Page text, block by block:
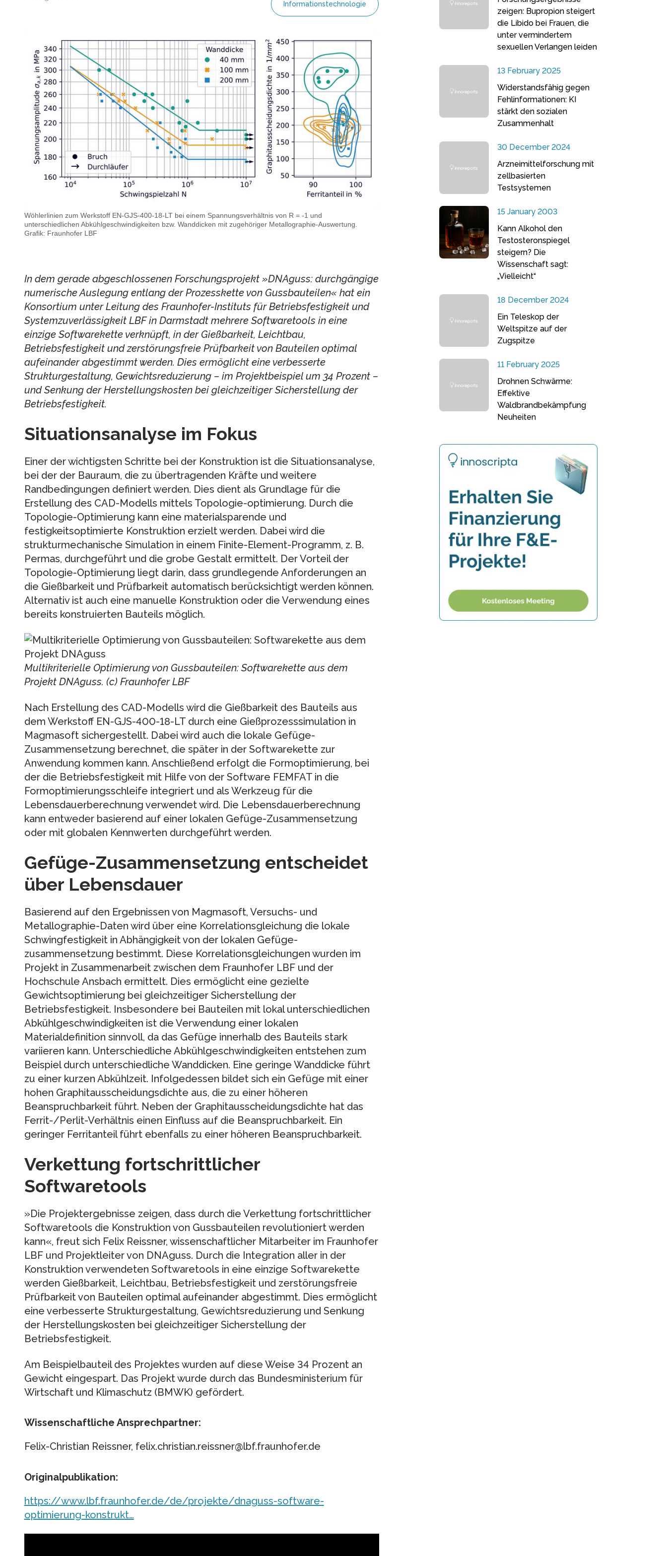
Informationstechnologie
Wöhlerlinien zum Werkstoff EN-GJS-400-18-LT bei einem Spannungsverhältnis von R = -1 und
unterschiedlichen Abkühlgeschwindigkeiten bzw. Wanddicken mit zugehöriger Metallographie-Auswertung.
Grafik: Fraunhofer LBF
In dem gerade abgeschlossenen Forschungsprojekt »DNAguss: durchgängige
numerische Auslegung entlang der Prozesskette von Gussbauteilen« hat ein
Konsortium unter Leitung des Fraunhofer-Instituts für Betriebsfestigkeit und
Systemzuverlässigkeit LBF in Darmstadt mehrere Softwaretools in eine
einzige Softwarekette verknüpft, in der Gießbarkeit, Leichtbau,
Betriebsfestigkeit und zerstörungsfreie Prüfbarkeit von Bauteilen optimal
aufeinander abgestimmt werden. Dies ermöglicht eine verbesserte
Strukturgestaltung, Gewichtsreduzierung – im Projektbeispiel um 34 Prozent –
und Senkung der Herstellungskosten bei gleichzeitiger Sicherstellung der
Betriebsfestigkeit.
Situationsanalyse im Fokus
Einer der wichtigsten Schritte bei der Konstruktion ist die Situationsanalyse,
bei der der Bauraum, die zu übertragenden Kräfte und weitere
Randbedingungen definiert werden. Dies dient als Grundlage für die
Erstellung des CAD-Modells mittels Topologie-optimierung. Durch die
Topologie-Optimierung kann eine materialsparende und
festigkeitsoptimierte Konstruktion erzielt werden. Dabei wird die
strukturmechanische Simulation in einem Finite-Element-Programm, z. B.
Permas, durchgeführt und die grobe Gestalt ermittelt. Der Vorteil der
Topologie-Optimierung liegt darin, dass grundlegende Anforderungen an
die Gießbarkeit und Prüfbarkeit automatisch berücksichtigt werden können.
Alternativ ist auch eine manuelle Konstruktion oder die Verwendung eines
bereits konstruierten Bauteils möglich.
Multikriterielle Optimierung von Gussbauteilen: Softwarekette aus dem
Projekt DNAguss. (c) Fraunhofer LBF
Nach Erstellung des CAD-Modells wird die Gießbarkeit des Bauteils aus
dem Werkstoff EN-GJS-400-18-LT durch eine Gießprozesssimulation in
Magmasoft sichergestellt. Dabei wird auch die lokale Gefüge-
Zusammensetzung berechnet, die später in der Softwarekette zur
Anwendung kommen kann. Anschließend erfolgt die Formoptimierung, bei
der die Betriebsfestigkeit mit Hilfe von der Software FEMFAT in die
Formoptimierungsschleife integriert und als Werkzeug für die
Lebensdauerberechnung verwendet wird. Die Lebensdauerberechnung
kann entweder basierend auf einer lokalen Gefüge-Zusammensetzung
oder mit globalen Kennwerten durchgeführt werden.
Gefüge-Zusammensetzung entscheidet
über Lebensdauer
Basierend auf den Ergebnissen von Magmasoft, Versuchs- und
Metallographie-Daten wird über eine Korrelationsgleichung die lokale
Schwingfestigkeit in Abhängigkeit von der lokalen Gefüge-
zusammensetzung bestimmt. Diese Korrelationsgleichungen wurden im
Projekt in Zusammenarbeit zwischen dem Fraunhofer LBF und der
Hochschule Ansbach ermittelt. Dies ermöglicht eine gezielte
Gewichtsoptimierung bei gleichzeitiger Sicherstellung der
Betriebsfestigkeit. Insbesondere bei Bauteilen mit lokal unterschiedlichen
Abkühlgeschwindigkeiten ist die Verwendung einer lokalen
Materialdefinition sinnvoll, da das Gefüge innerhalb des Bauteils stark
variieren kann. Unterschiedliche Abkühlgeschwindigkeiten entstehen zum
Beispiel durch unterschiedliche Wanddicken. Eine geringe Wanddicke führt
zu einer kurzen Abkühlzeit. Infolgedessen bildet sich ein Gefüge mit einer
hohen Graphitausscheidungsdichte aus, die zu einer höheren
Beanspruchbarkeit führt. Neben der Graphitausscheidungsdichte hat das
Ferrit-/Perlit-Verhältnis einen Einfluss auf die Beanspruchbarkeit. Ein
geringer Ferritanteil führt ebenfalls zu einer höheren Beanspruchbarkeit.
Verkettung fortschrittlicher
Softwaretools
»Die Projektergebnisse zeigen, dass durch die Verkettung fortschrittlicher
Softwaretools die Konstruktion von Gussbauteilen revolutioniert werden
kann«, freut sich Felix Reissner, wissenschaftlicher Mitarbeiter im Fraunhofer
LBF und Projektleiter von DNAguss. Durch die Integration aller in der
Konstruktion verwendeten Softwaretools in eine einzige Softwarekette
werden Gießbarkeit, Leichtbau, Betriebsfestigkeit und zerstörungsfreie
Prüfbarkeit von Bauteilen optimal aufeinander abgestimmt. Dies ermöglicht
eine verbesserte Strukturgestaltung, Gewichtsreduzierung und Senkung
der Herstellungskosten bei gleichzeitiger Sicherstellung der
Betriebsfestigkeit.
Am Beispielbauteil des Projektes wurden auf diese Weise 34 Prozent an
Gewicht eingespart. Das Projekt wurde durch das Bundesministerium für
Wirtschaft und Klimaschutz (BMWK) gefördert.
Wissenschaftliche Ansprechpartner:
Felix-Christian Reissner, felix.christian.reissner@lbf.fraunhofer.de
Originalpublikation:
https://www.lbf.fraunhofer.de/de/projekte/dnaguss-software-
optimierung-konstrukt…
zeigen: Bupropion steigert
die Libido bei Frauen, die
unter vermindertem
sexuellen Verlangen leiden
13 February 2025
Widerstandsfähig gegen
Fehlinformationen: KI
stärkt den sozialen
Zusammenhalt
30 December 2024
Arzneimittelforschung mit
zellbasierten
Testsystemen
15 January 2003
Kann Alkohol den
Testosteronspiegel
steigern? Die
Wissenschaft sagt:
„Vielleicht“
18 December 2024
Ein Teleskop der
Weltspitze auf der
Zugspitze
11 February 2025
Drohnen Schwärme:
Effektive
Waldbrandbekämpfung
Neuheiten